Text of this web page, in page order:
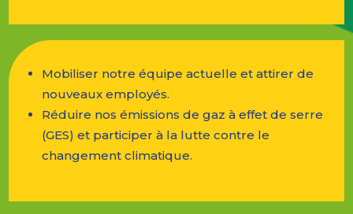
Mobiliser notre équipe actuelle et attirer de
nouveaux employés.
Réduire nos émissions de gaz à effet de serre
(GES) et participer à la lutte contre le
changement climatique.